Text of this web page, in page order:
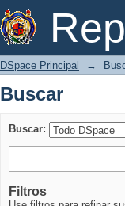
Buscar
DSpace Principal →
Buscar
Buscar:
Filtros